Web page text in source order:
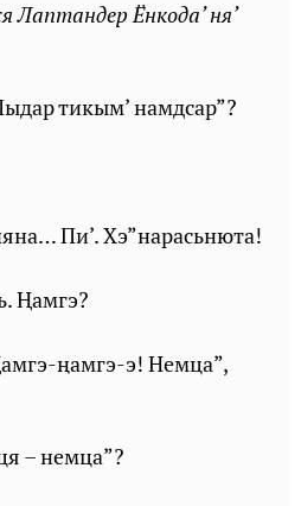
Лаптандер Ёнкода’ ня’
тикым’ намдсар”?
Пи’. Хэ”нарасьнюта!
Ⱨамгэ?
ңамгэ-э! Немца”,
– немца”?